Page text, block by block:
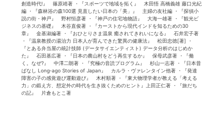
創造時代!』 篠原靖著 ・『スポーツで地域を拓く』 木田悟 高橋義雄 藤口光紀
編 ・『森林浴の森100選 見直したい日本の「美」』 主婦の友社編 ・『探偵小
説の街・神戸』 野村恒彦著 ・『神戸の住宅地物語』 大海一雄著 ・『観光ビ
ジネスの基礎』 木谷直俊著 ・『カーストから現代インドを知るための30
章』 金基淑編著 ・『おひとりさま温泉 癒されてきれいになる』 石井宏子著
・『温泉教授の湯治力 日本人が育んできた驚異の健康法』 松田忠徳[著] ・
『とある弁当屋の統計技師 (データサイエンティスト) データ分析のはじめか
た』 石田基広著 ・『日本の農山村をどう再生するか』 保母武彦著 ・『働
く。なぜ?』 中澤二朗著 ・『究極の音読プログラム』 杉山一志著 ・『日本昔
ばなし Long‐ago Stories of Japan』 カルラ・ヴァレンタイン他著 ・『発達
障害の子の感覚遊び運動遊び』 木村順著 ・『東大物理学者が教える「考える
力」の鍛え方、想定外の時代を生き抜くためのヒント』上田正仁著 ・『旅だち
の記』 片倉もとこ著